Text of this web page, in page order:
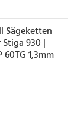
Sägeketten
930 |
1,3mm